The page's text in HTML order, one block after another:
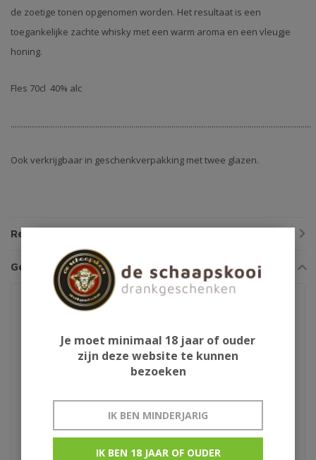
de zoetige tonen opgenomen worden. Het resultaat is een
toegankelijke zachte whisky met een warm aroma en een vleugje
honing.
Fles 70cl 40% alc
..............................................................................................................................................
Ook verkrijgbaar in geschenkverpakking met twee glazen.
Reviews
Gerelateerde producten
Glenfiddich 23Y Grand
1990 Signatory
Je moet minimaal 18 jaar of ouder
zijn deze website te kunnen
bezoeken
IK BEN MINDERJARIG
IK BEN 18 JAAR OF OUDER